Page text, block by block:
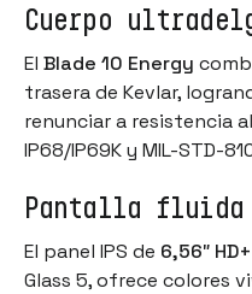
Cuerpo
El Blade 10 Energy
trasera de Kevlar,
renunciar a resistencia
IP68/IP69K y MIL-STD-
Pantalla fluida
El panel IPS de 6,56″
Glass 5, ofrece colores